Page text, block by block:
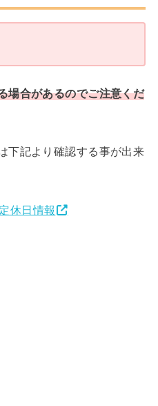
場合があるのでご注意くだ
下記より確認する事が出来
休日情報